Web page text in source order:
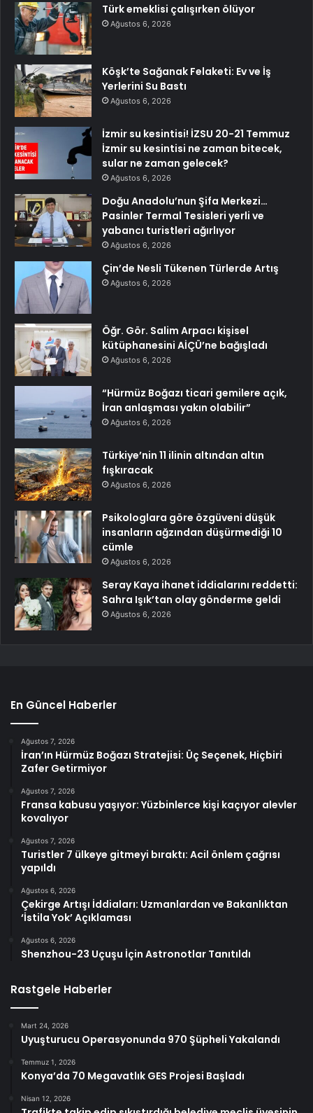
Türk emeklisi çalışırken ölüyor
Ağustos 6, 2026
Köşk’te Sağanak Felaketi: Ev ve İş
Yerlerini Su Bastı
Ağustos 6, 2026
İzmir su kesintisi! İZSU 20-21 Temmuz
İzmir su kesintisi ne zaman bitecek,
sular ne zaman gelecek?
Ağustos 6, 2026
Doğu Anadolu’nun Şifa Merkezi…
Pasinler Termal Tesisleri yerli ve
yabancı turistleri ağırlıyor
Ağustos 6, 2026
Çin’de Nesli Tükenen Türlerde Artış
Ağustos 6, 2026
Öğr. Gör. Salim Arpacı kişisel
kütüphanesini AİÇÜ’ne bağışladı
Ağustos 6, 2026
“Hürmüz Boğazı ticari gemilere açık,
İran anlaşması yakın olabilir”
Ağustos 6, 2026
Türkiye’nin 11 ilinin altından altın
fışkıracak
Ağustos 6, 2026
Psikologlara göre özgüveni düşük
insanların ağzından düşürmediği 10
cümle
Ağustos 6, 2026
Seray Kaya ihanet iddialarını reddetti:
Sahra Işık’tan olay gönderme geldi
Ağustos 6, 2026
En Güncel Haberler
Ağustos 7, 2026
İran’ın Hürmüz Boğazı Stratejisi: Üç Seçenek, Hiçbiri
Zafer Getirmiyor
Ağustos 7, 2026
Fransa kabusu yaşıyor: Yüzbinlerce kişi kaçıyor alevler
kovalıyor
Ağustos 7, 2026
Turistler 7 ülkeye gitmeyi bıraktı: Acil önlem çağrısı
yapıldı
Ağustos 6, 2026
Çekirge Artışı İddiaları: Uzmanlardan ve Bakanlıktan
‘İstila Yok’ Açıklaması
Ağustos 6, 2026
Shenzhou-23 Uçuşu İçin Astronotlar Tanıtıldı
Rastgele Haberler
Mart 24, 2026
Uyuşturucu Operasyonunda 970 Şüpheli Yakalandı
Temmuz 1, 2026
Konya’da 70 Megavatlık GES Projesi Başladı
Nisan 12, 2026